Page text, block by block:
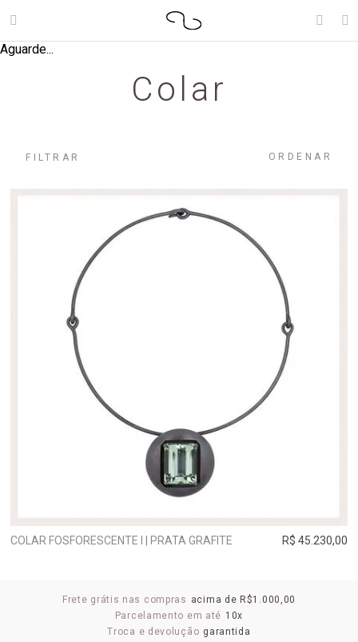
Aguarde...
Colar
FILTRAR ORDENAR
COLAR FOSFORESCENTE I | PRATA GRAFITE R$ 45.230,00
Frete grátis nas compras acima de R$1.000,00
Parcelamento em até 10x
Troca e devolução garantida